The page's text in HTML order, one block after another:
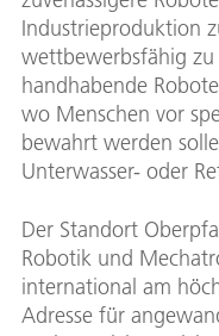
Industrieproduktion
wettbewerbsfähig
handhabende
wo Menschen vor
bewahrt werden
Unterwasser- oder
Der Standort
Robotik und
international am
Adresse für